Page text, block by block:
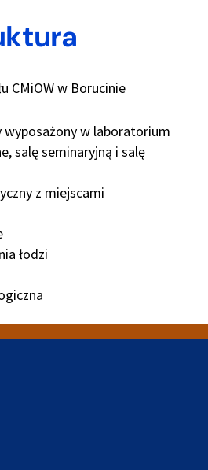
CMiOW w Borucinie
wyposażony w laboratorium
salę seminaryjną i salę
z miejscami
łodzi